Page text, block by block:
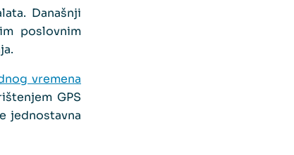
Današnji
poslovnim
vremena
GPS
jednostavna